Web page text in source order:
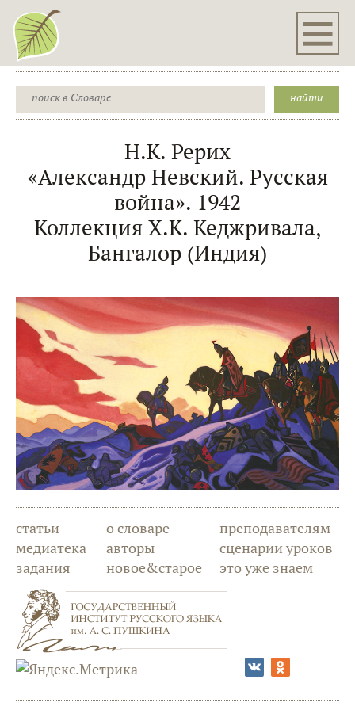
Н.К. Рерих
«Александр Невский. Русская
война». 1942
Коллекция Х.К. Кеджривала,
Бангалор (Индия)
статьи
медиатека
задания
о словаре
авторы
новое&старое
преподавателям
сценарии уроков
это уже знаем